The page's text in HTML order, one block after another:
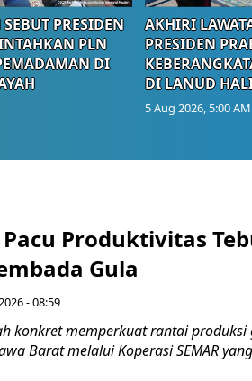
PRESIDEN
PLN
DI
AKHIRI
PRESIDEN
DI LANUD
5 Aug 2026, 5:00 AM
Pacu Produktivitas
Gula
- 08:59
konkret memperkuat rantai
Barat melalui Koperasi SEMAR